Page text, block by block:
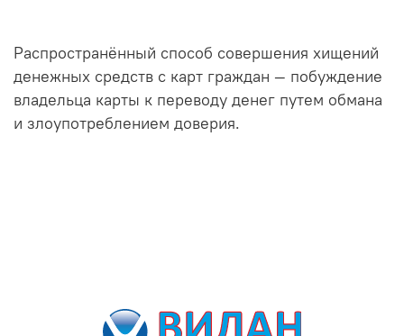
Распространённый способ совершения хищений
денежных средств с карт граждан — побуждение
владельца карты к переводу денег путем обмана
и злоупотреблением доверия.